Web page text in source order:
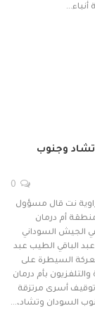
وجنوب
نت قال مسؤول
أم درمان
الجيش السوداني
الباقي الطيب عبد
السيطرة على
والتلفزيون بأم درمان
أسرى مرتزقة
السودان وتشاد،…